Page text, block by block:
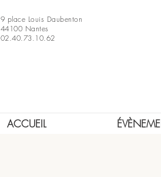
9 place Louis Daubenton
44100 Nantes
02.40.73.10.62
ACCUEIL